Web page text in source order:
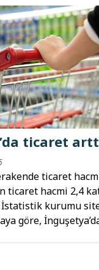
ticaret
ticaret
ticaret hacmi 2,4
İstatistik kurumu
göre,